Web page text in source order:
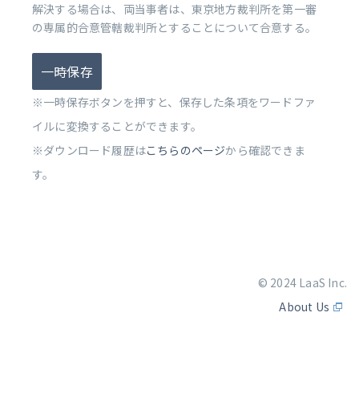
解決する場合は、両当事者は、東京地方裁判所を第一審
の専属的合意管轄裁判所とすることについて合意する。
一時保存
※一時保存ボタンを押すと、保存した条項をワードファ
イルに変換することができます。
※ダウンロード履歴はこちらのページから確認できま
す。
© 2024 LaaS Inc.
About Us